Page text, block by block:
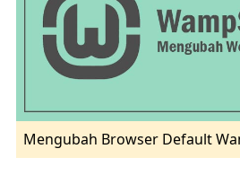
Mengubah Browser Default